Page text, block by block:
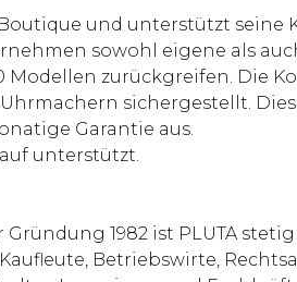
und unterstützt seine
sowohl eigene als
zurückgreifen. Die
sichergestellt.
Garantie aus.
unterstützt.
1982 ist PLUTA
Betriebswirte,